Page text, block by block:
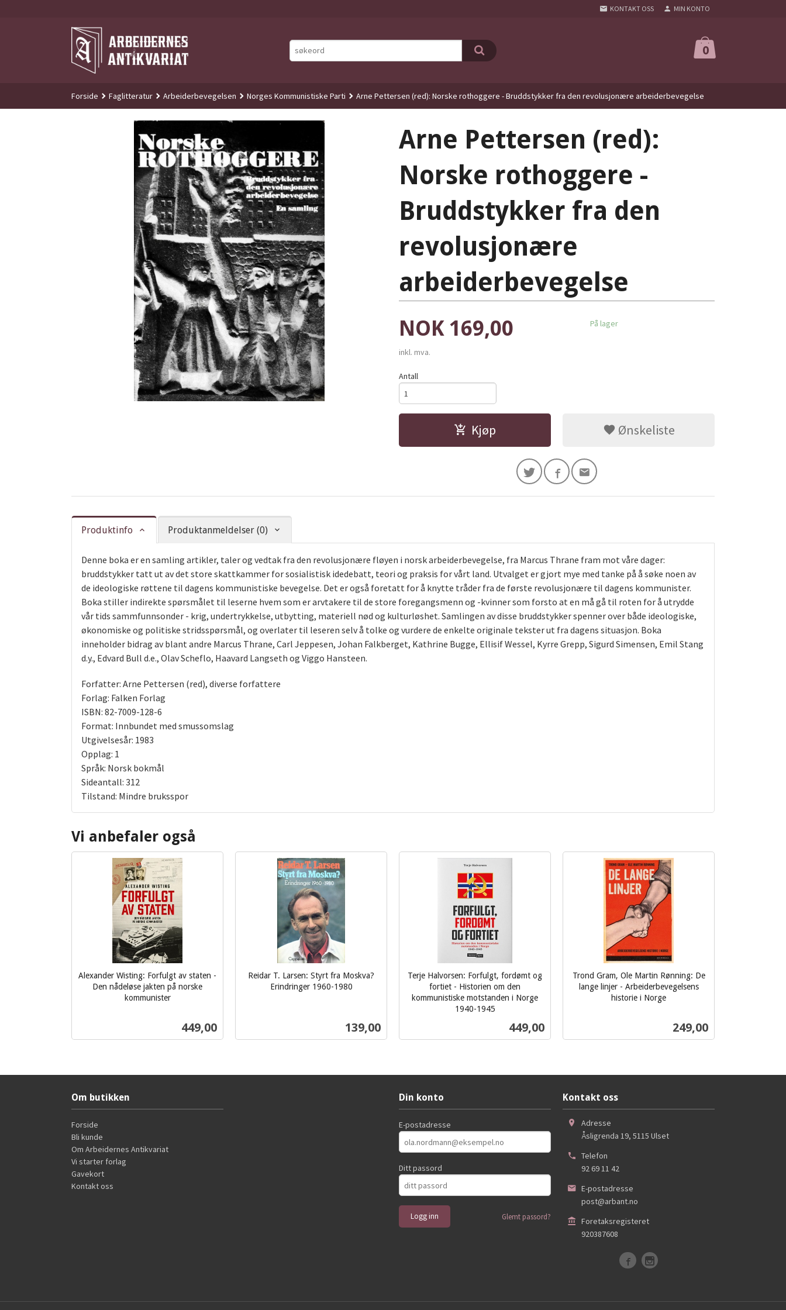
KONTAKT OSS MIN KONTO
0
Forside Faglitteratur Arbeiderbevegelsen Norges Kommunistiske Parti Arne Pettersen (red): Norske rothoggere - Bruddstykker fra den revolusjonære arbeiderbevegelse
Arne Pettersen (red):
Norske rothoggere -
Bruddstykker fra den
revolusjonære
arbeiderbevegelse
Pris
NOK 169,00
inkl. mva.
På lager
Antall
Kjøp Ønskeliste
Produktinfo Produktanmeldelser (0)
Denne boka er en samling artikler, taler og vedtak fra den revolusjonære fløyen i norsk arbeiderbevegelse, fra Marcus Thrane fram mot våre dager:
bruddstykker tatt ut av det store skattkammer for sosialistisk idedebatt, teori og praksis for vårt land. Utvalget er gjort mye med tanke på å søke noen av
de ideologiske røttene til dagens kommunistiske bevegelse. Det er også foretatt for å knytte tråder fra de første revolusjonære til dagens kommunister.
Boka stiller indirekte spørsmålet til leserne hvem som er arvtakere til de store foregangsmenn og -kvinner som forsto at en må gå til roten for å utrydde
vår tids sammfunnsonder - krig, undertrykkelse, utbytting, materiell nød og kulturløshet. Samlingen av disse bruddstykker spenner over både ideologiske,
økonomiske og politiske stridsspørsmål, og overlater til leseren selv å tolke og vurdere de enkelte originale tekster ut fra dagens situasjon. Boka
inneholder bidrag av blant andre Marcus Thrane, Carl Jeppesen, Johan Falkberget, Kathrine Bugge, Ellisif Wessel, Kyrre Grepp, Sigurd Simensen, Emil Stang
d.y., Edvard Bull d.e., Olav Scheflo, Haavard Langseth og Viggo Hansteen.
Forfatter: Arne Pettersen (red), diverse forfattere
Forlag: Falken Forlag
ISBN: 82-7009-128-6
Format: Innbundet med smussomslag
Utgivelsesår: 1983
Opplag: 1
Språk: Norsk bokmål
Sideantall: 312
Tilstand: Mindre bruksspor
Vi anbefaler også
Alexander Wisting: Forfulgt av staten -
Den nådeløse jakten på norske
kommunister
Pris
449,00
Reidar T. Larsen: Styrt fra Moskva?
Erindringer 1960-1980
Pris
139,00
Terje Halvorsen: Forfulgt, fordømt og
fortiet - Historien om den
kommunistiske motstanden i Norge
1940-1945
Pris
449,00
Trond Gram, Ole Martin Rønning: De
lange linjer - Arbeiderbevegelsens
historie i Norge
Pris
249,00
Om butikken
Forside
Bli kunde
Om Arbeidernes Antikvariat
Vi starter forlag
Gavekort
Kontakt oss
Din konto
E-postadresse
Ditt passord
Glemt passord?
Kontakt oss
Adresse
Åsligrenda 19, 5115 Ulset
Telefon
92 69 11 42
E-postadresse
post@arbant.no
Foretaksregisteret
920387608